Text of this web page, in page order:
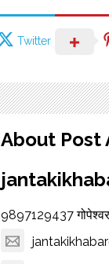
Twitter
About Post
9897129437